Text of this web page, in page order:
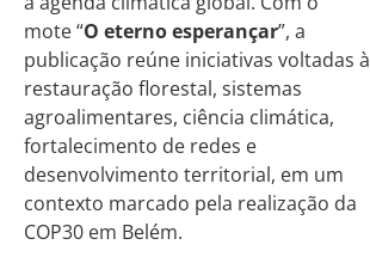
mote “O eterno esperançar”, a
publicação reúne iniciativas voltadas à
restauração florestal, sistemas
agroalimentares, ciência climática,
fortalecimento de redes e
desenvolvimento territorial, em um
contexto marcado pela realização da
COP30 em Belém.